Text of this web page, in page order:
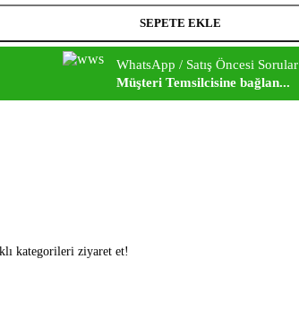
SEPETE EKLE
WhatsApp / Satış Öncesi Sorular
Müşteri Temsilcisine bağlan...
kategorileri ziyaret et!